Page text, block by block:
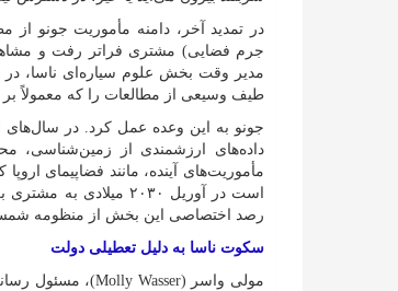
در تمدید آخر، دامنه مأموریت جونو
مدیر وقت بخش علوم سیاره‌ای ناسا، در
طیف وسیعی از مطالعات را که معمولاً
جونو به این وعده عمل کرد. در سال‌های
داده‌های ارزشمندی از زمین‌شناسی،
است در آوریل ۲۰۳۰
رصد اختصاصی این بخش از منظومه شمسی
سکوت ناسا به دلیل تعطیلی دولت